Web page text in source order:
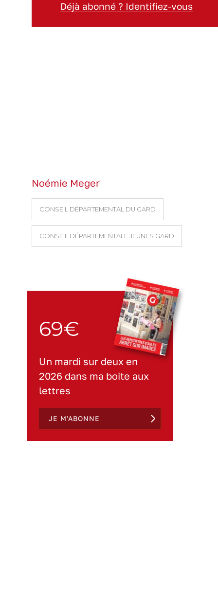
Déjà abonné ? Identifiez-vous
Noémie Meger
CONSEIL DÉPARTEMENTAL DU GARD
CONSEIL DÉPARTEMENTALE JEUNES GARD
69€
Un mardi sur deux en
2026 dans ma boite aux
lettres
JE M'ABONNE